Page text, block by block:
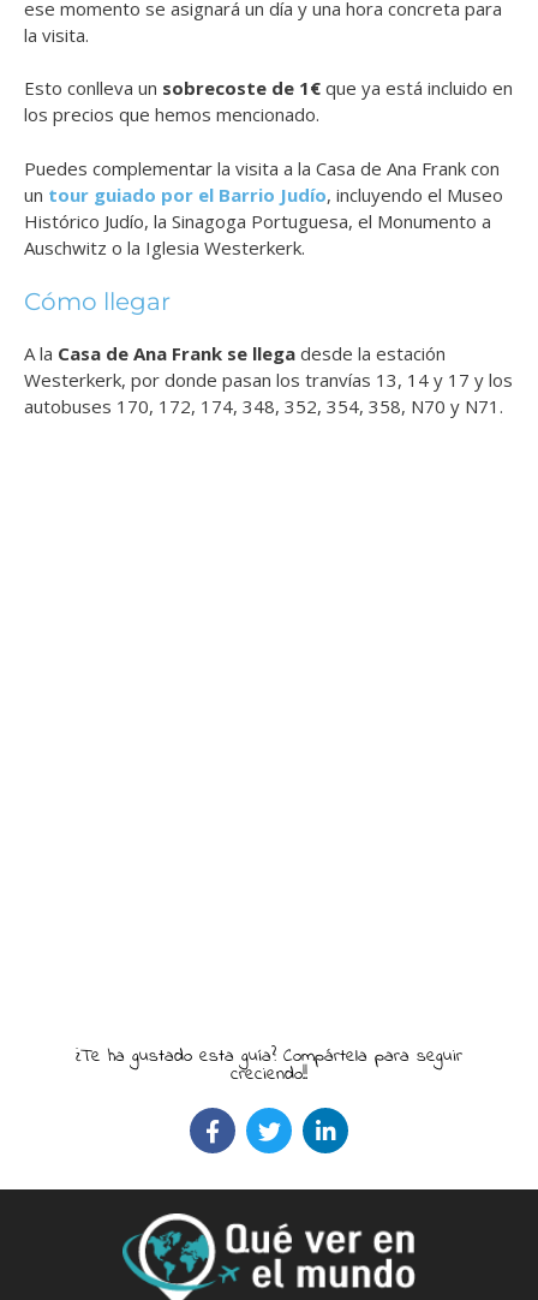
ese momento se asignará un día y una hora concreta para
la visita.
Esto conlleva un sobrecoste de 1€ que ya está incluido en
los precios que hemos mencionado.
Puedes complementar la visita a la Casa de Ana Frank con
un tour guiado por el Barrio Judío, incluyendo el Museo
Histórico Judío, la Sinagoga Portuguesa, el Monumento a
Auschwitz o la Iglesia Westerkerk.
Cómo llegar
A la Casa de Ana Frank se llega desde la estación
Westerkerk, por donde pasan los tranvías 13, 14 y 17 y los
autobuses 170, 172, 174, 348, 352, 354, 358, N70 y N71.
¿Te ha gustado esta guía? Compártela para seguir
creciendo!!